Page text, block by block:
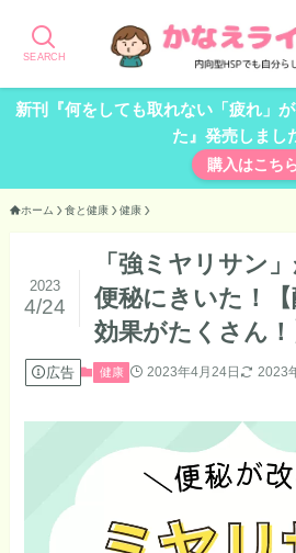
SEARCH
新刊『何をしても取れない「疲れ」
た』発売しまし
購入はこち
ホーム 食と健康 健康
「強ミヤリサン
便秘にきいた！
効果がたくさん！
2023
4/24
広告 健康 2023年4月24日 2023